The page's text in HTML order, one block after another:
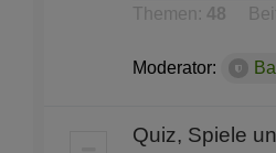
Themen: 48
Moderator:
Quiz, Spiele